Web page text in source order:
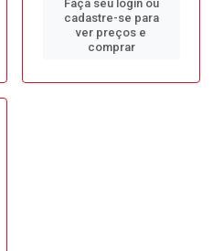
Faça seu login ou
cadastre-se para
ver preços e
comprar